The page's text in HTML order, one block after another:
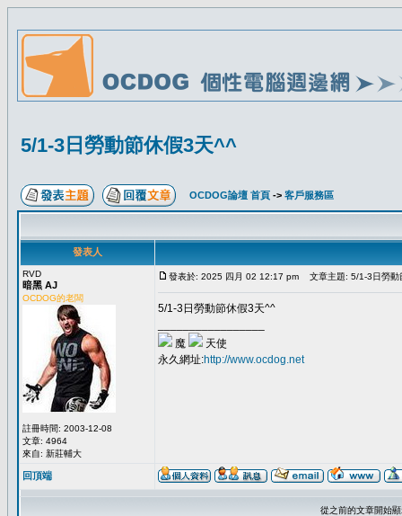
5/1-3日勞動節休假3天^^
OCDOG論壇 首頁 -> 客戶服務區
發表人
RVD
暗黑 AJ
OCDOG的老闆
註冊時間: 2003-12-08
文章: 4964
來自: 新莊輔大
發表於: 2025 四月 02 12:17 pm 文章主題: 5/1-3日勞動
5/1-3日勞動節休假3天^^
魔
天使
永久網址:http://www.ocdog.net
回頂端
從之前的文章開始